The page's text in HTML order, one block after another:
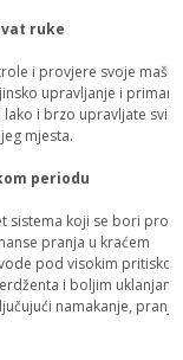
ruke
i provjere svoje
upravljanje i
i brzo upravljate svim
mjesta.
periodu
sistema koji se bori protiv
pranja u kraćem
pod visokim
i boljim
namakanje, pranje